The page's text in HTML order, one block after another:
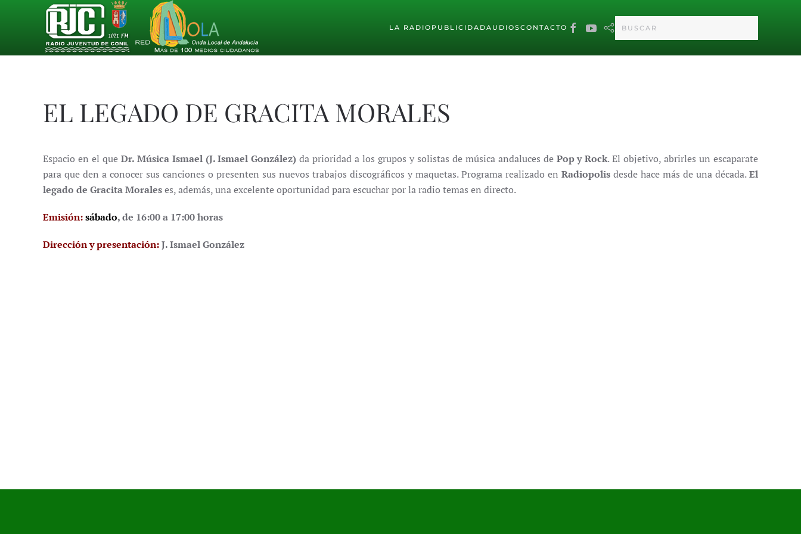
Skip to main content LA RADIO PUBLICIDADAUDIOSCONTACTO
EL LEGADO DE GRACITA MORALES
Espacio en el que Dr. Música Ismael (J. Ismael González) da prioridad a los grupos y solistas de música andaluces de Pop y Rock. El objetivo, abrirles un escaparate
para que den a conocer sus canciones o presenten sus nuevos trabajos discográficos y maquetas. Programa realizado en Radiopolis desde hace más de una década.El
legado de Gracita Moraleses, además, una excelente oportunidad para escuchar por la radio temas en directo.
Emisión:sábado, de 16:00 a 17:00 horas
Dirección y presentación:J. Ismael González